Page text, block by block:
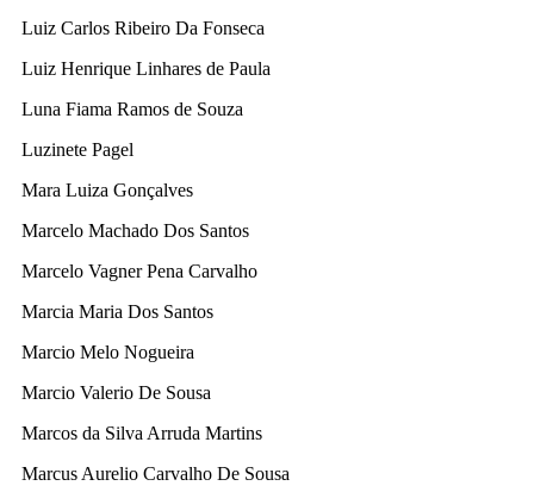
Luiz Carlos Ribeiro Da Fonseca
Luiz Henrique Linhares de Paula
Luna Fiama Ramos de Souza
Luzinete Pagel
Mara Luiza Gonçalves
Marcelo Machado Dos Santos
Marcelo Vagner Pena Carvalho
Marcia Maria Dos Santos
Marcio Melo Nogueira
Marcio Valerio De Sousa
Marcos da Silva Arruda Martins
Marcus Aurelio Carvalho De Sousa